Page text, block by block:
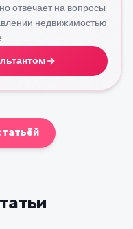
отвечает на вопросы
недвижимостью